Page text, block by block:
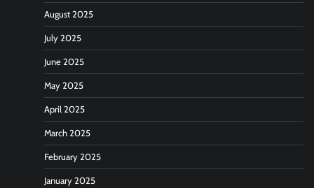
August 2025
July 2025
June 2025
May 2025
April 2025
March 2025
February 2025
January 2025